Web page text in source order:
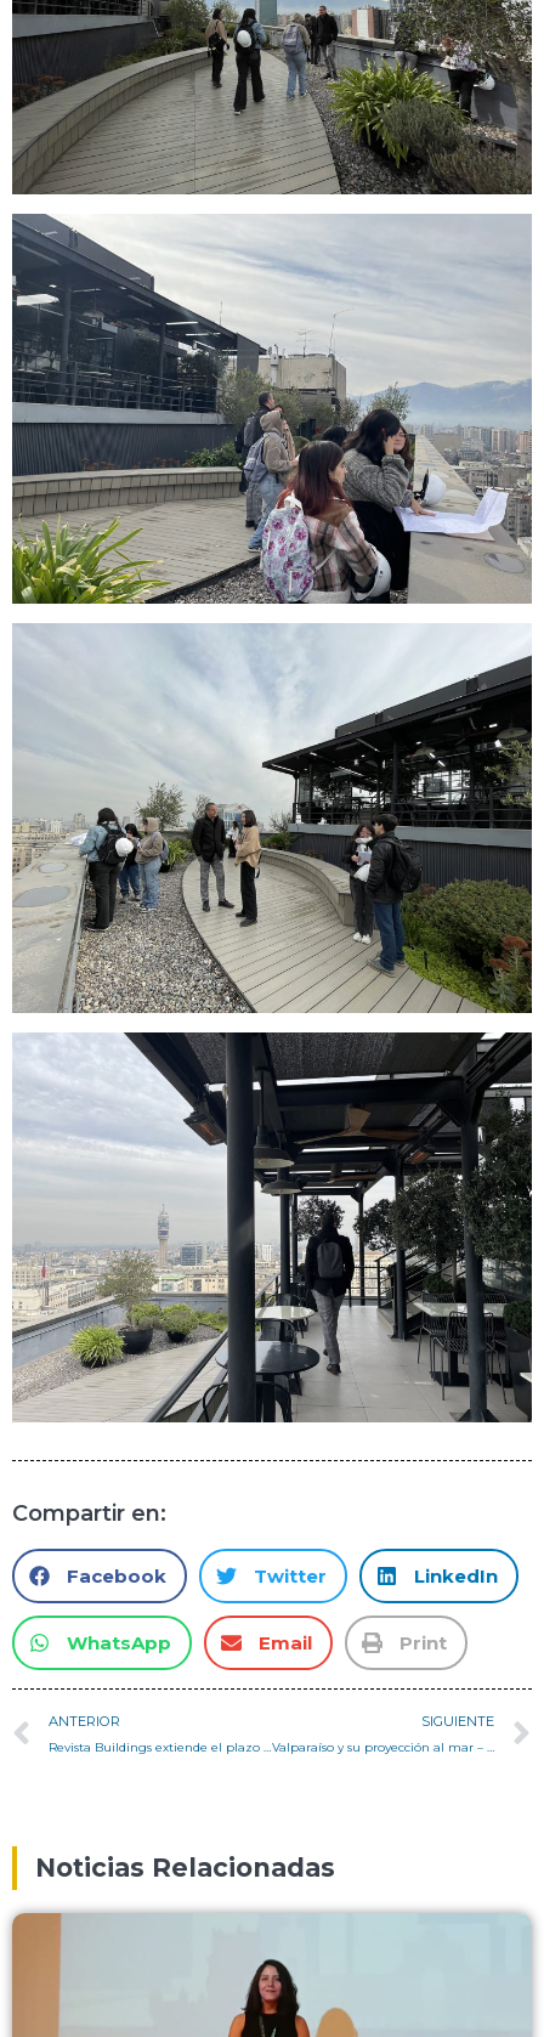
Compartir en:
Facebook Twitter LinkedIn
WhatsApp Email Print
ANTERIOR
Revista Buildings extiende el plazo para enviar artículos a “Architectural Design Supported by Information Technology: 2nd Edition”
SIGUIENTE
Valparaíso y su proyección al mar – Columna Pedro Serrano
Noticias Relacionadas